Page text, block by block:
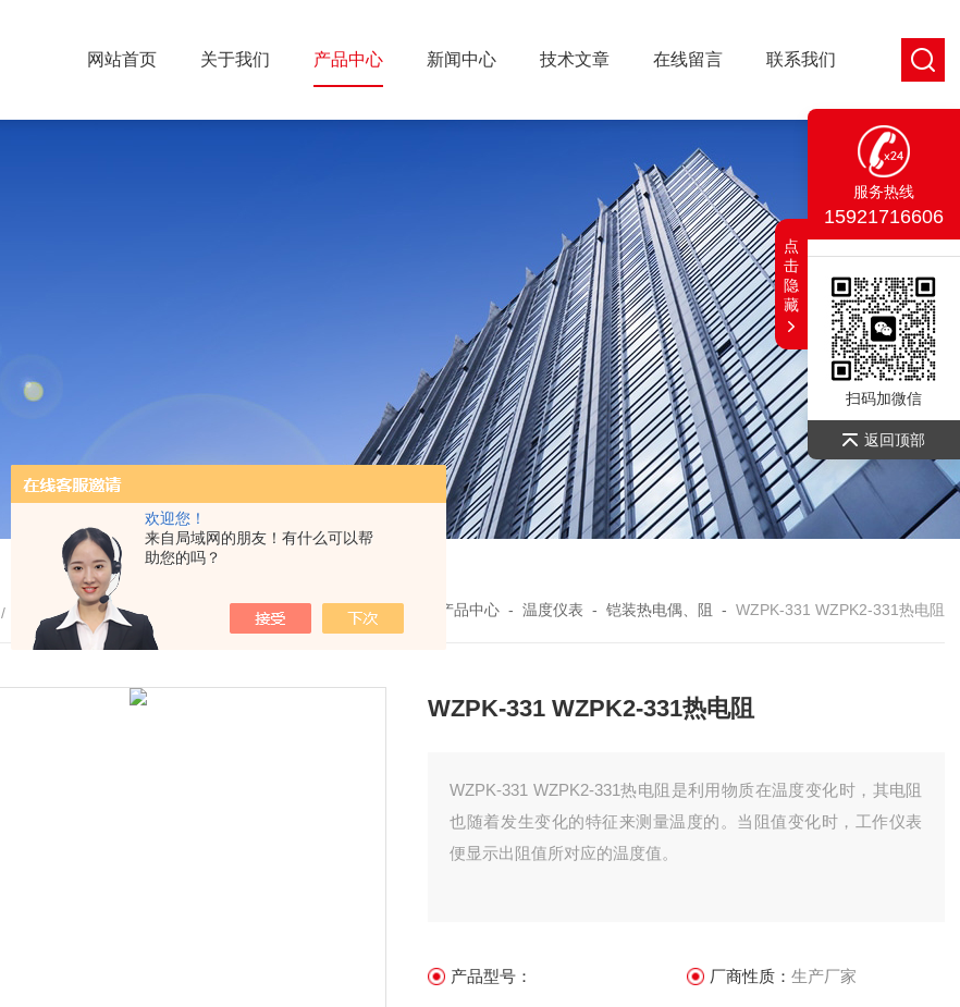
欢迎您！
来自局域网的朋友！有什么可以帮
助您的吗？
网站首页 关于我们 产品中心 新闻中心 技术文章 在线留言 联系我们
/ PRODUCTS 您的位置： 首页 产品中心 - 温度仪表 - 铠装热电偶、阻 - WZPK-331 WZPK2-331热电阻
WZPK-331 WZPK2-331热电阻
WZPK-331 WZPK2-331热电阻是利用物质在温度变化时，其电阻
也随着发生变化的特征来测量温度的。当阻值变化时，工作仪表
便显示出阻值所对应的温度值。
产品型号： 厂商性质： 生产厂家
服务热线
15921716606
扫码加微信
返回顶部
点
击
隐
藏